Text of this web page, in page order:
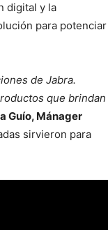
digital y la
para potenciar
de Jabra.
que brindan
Guío, Mánager
sirvieron para